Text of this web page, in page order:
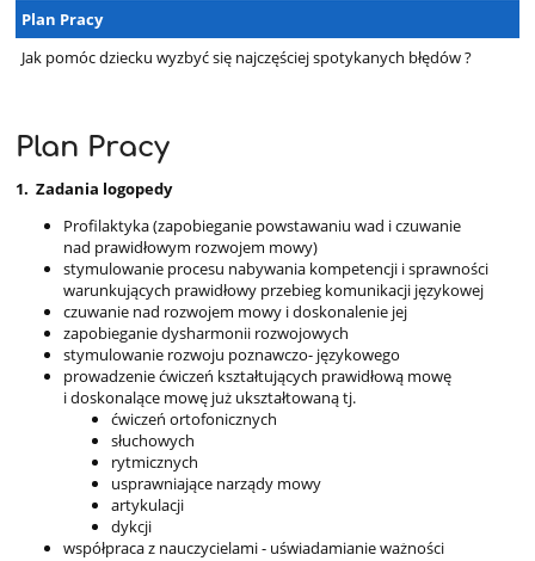
Logopeda
Plan Pracy
Jak pomóc dziecku wyzbyć się najczęściej spotykanych błędów ?
Plan Pracy
1. Zadania logopedy
Profilaktyka (zapobieganie powstawaniu wad i czuwanie
nad prawidłowym rozwojem mowy)
stymulowanie procesu nabywania kompetencji i sprawności
warunkujących prawidłowy przebieg komunikacji językowej
czuwanie nad rozwojem mowy i doskonalenie jej
zapobieganie dysharmonii rozwojowych
stymulowanie rozwoju poznawczo- językowego
prowadzenie ćwiczeń kształtujących prawidłową mowę
i doskonalące mowę już ukształtowaną tj.
ćwiczeń ortofonicznych
słuchowych
rytmicznych
usprawniające narządy mowy
artykulacji
dykcji
współpraca z nauczycielami - uświadamianie ważności